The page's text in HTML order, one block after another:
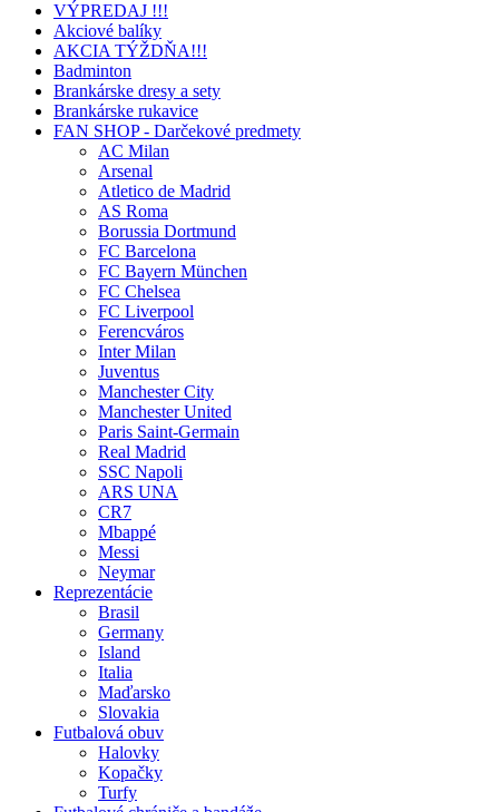
VÝPREDAJ !!!
Akciové balíky
AKCIA TÝŽDŇA!!!
Badminton
Brankárske dresy a sety
Brankárske rukavice
FAN SHOP - Darčekové predmety
AC Milan
Arsenal
Atletico de Madrid
AS Roma
Borussia Dortmund
FC Barcelona
FC Bayern München
FC Chelsea
FC Liverpool
Ferencváros
Inter Milan
Juventus
Manchester City
Manchester United
Paris Saint-Germain
Real Madrid
SSC Napoli
ARS UNA
CR7
Mbappé
Messi
Neymar
Reprezentácie
Brasil
Germany
Island
Italia
Maďarsko
Slovakia
Futbalová obuv
Halovky
Kopačky
Turfy